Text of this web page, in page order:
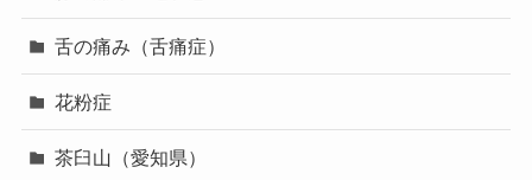
舌の痛み（舌痛症）
花粉症
茶臼山（愛知県）